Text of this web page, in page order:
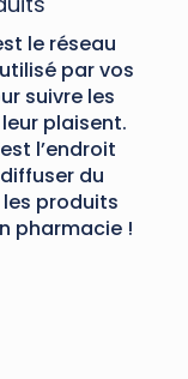
le réseau
par vos
suivre les
plaisent.
l’endroit
du
produits
pharmacie !